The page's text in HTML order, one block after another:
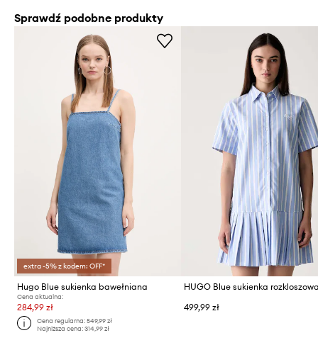
Sprawdź podobne produkty
extra -5% z kodem: OFF*
Hugo Blue sukienka bawełniana
Cena aktualna:
284,99 zł
Cena regularna:549,99 zł
Najniższa cena:314,99 zł
499,99 zł